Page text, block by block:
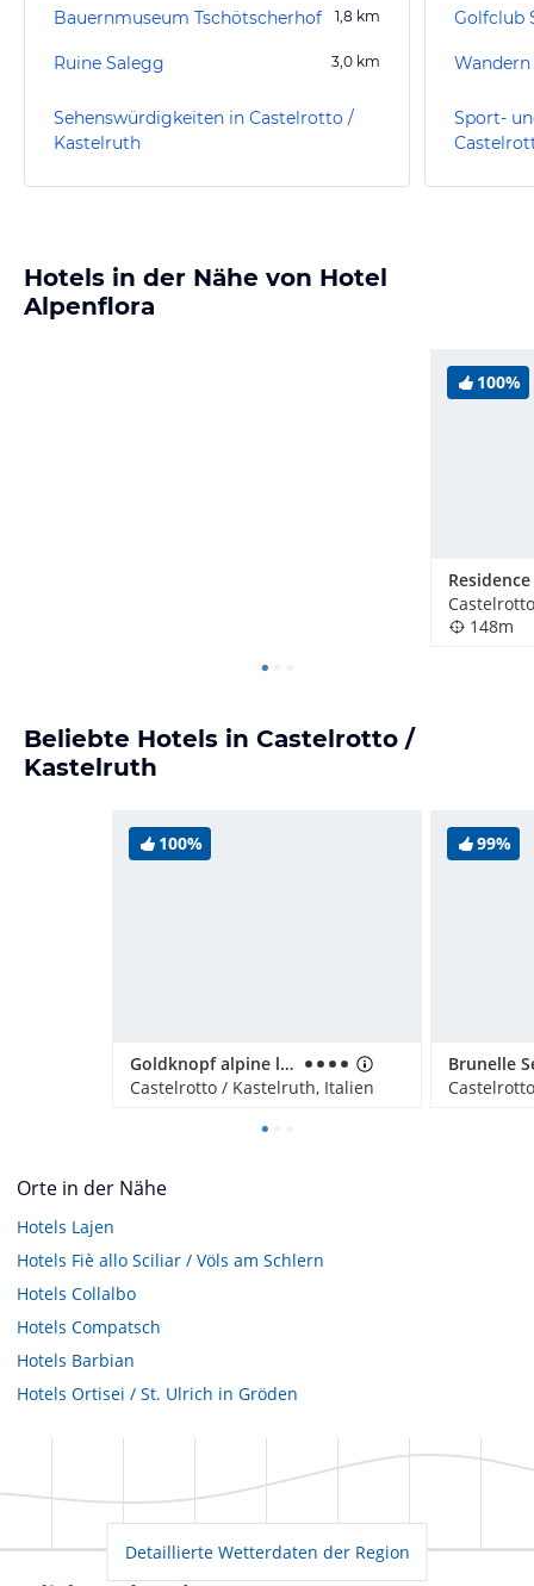
Bauernmuseum Tschötscherhof 1,8 km
Ruine Salegg 3,0 km
Sehenswürdigkeiten in Castelrotto /
Kastelruth
Golfclub
Sport-
Hotels in der Nähe von Hotel
Alpenflora
100%
148m
Beliebte Hotels in Castelrotto /
Kastelruth
100%
Goldknopf alpine lifestyle hotel
Castelrotto / Kastelruth, Italien
99%
Orte in der Nähe
Hotels Lajen
Hotels Fiè allo Sciliar / Völs am Schlern
Hotels Collalbo
Hotels Compatsch
Hotels Barbian
Hotels Ortisei / St. Ulrich in Gröden
Detaillierte Wetterdaten der Region